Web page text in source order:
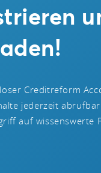
Creditreform
jederzeit
auf wissenswerte